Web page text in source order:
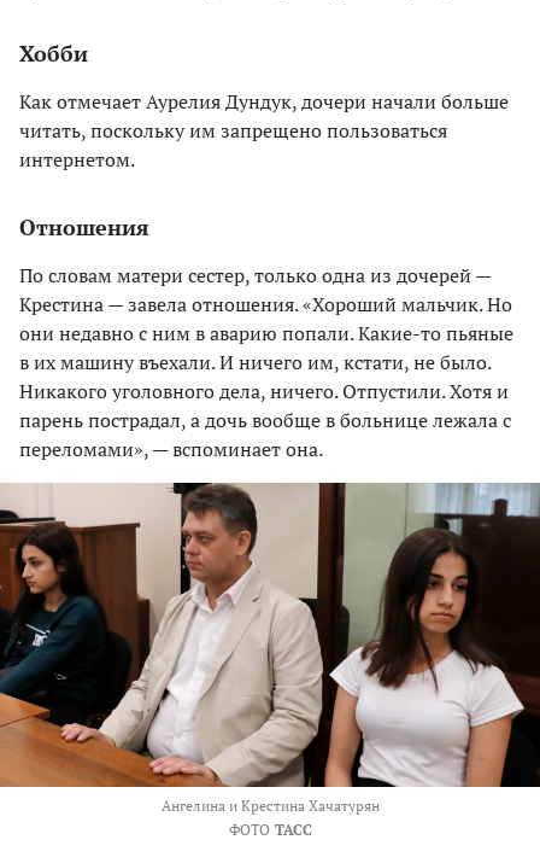
Хобби
Как отмечает Аурелия Дундук, дочери начали больше
читать, поскольку им запрещено пользоваться
интернетом.
Отношения
По словам матери сестер, только одна из дочерей —
Крестина — завела отношения. «Хороший мальчик. Но
они недавно с ним в аварию попали. Какие-то пьяные
в их машину въехали. И ничего им, кстати, не было.
Никакого уголовного дела, ничего. Отпустили. Хотя и
парень пострадал, а дочь вообще в больнице лежала с
переломами», — вспоминает она.
Ангелина и Крестина Хачатурян
ФОТО ТАСС